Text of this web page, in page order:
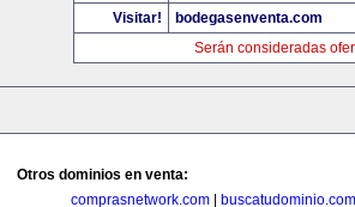
Visitar!
bodegasenventa.com
Serán consideradas
Otros dominios en venta:
comprasnetwork.com
buscatudominio.com